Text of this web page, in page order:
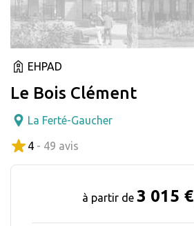
EHPAD
Le Bois Clément
La Ferté-Gaucher
4 - 49 avis
à partir de 3 015 €